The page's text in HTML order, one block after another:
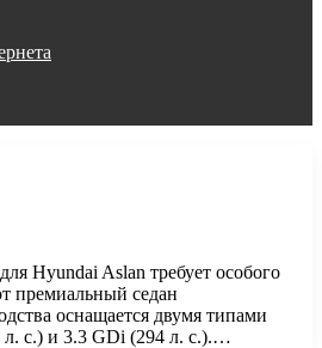
Hyundai Aslan требует особого
премиальный седан
оснащается двумя типами
л. с.) и 3.3 GDi (294 л. с.).…